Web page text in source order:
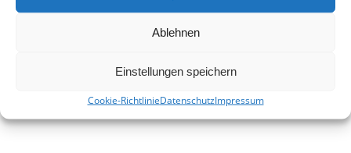
Ablehnen
Einstellungen speichern
Cookie-RichtlinieDatenschutzImpressum
Wir sind Sponsor vom Schönwalder Sportverein SSV53